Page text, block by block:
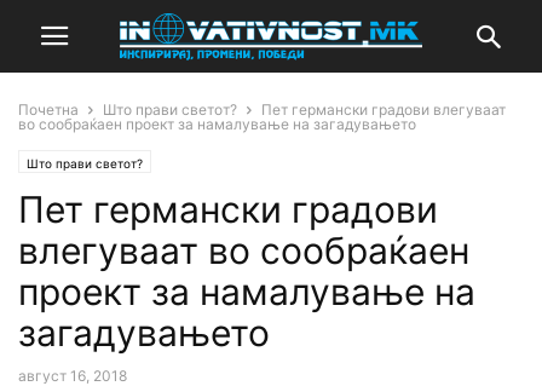
Почетна Што прави светот?
Пет германски градови влегуваат
во сообраќаен проект за намалување на загадувањето
Што прави светот?
Пет германски градови
влегуваат во сообраќаен
проект за намалување на
загадувањето
август 16, 2018